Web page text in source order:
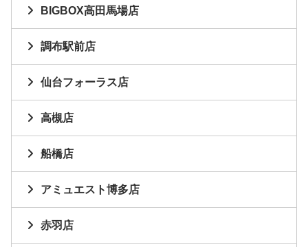
BIGBOX高田馬場店
調布駅前店
仙台フォーラス店
高槻店
船橋店
アミュエスト博多店
赤羽店